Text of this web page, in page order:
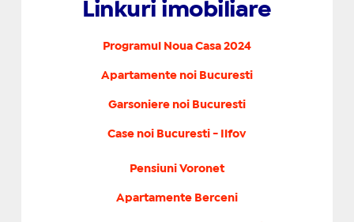
Linkuri imobiliare
Programul Noua Casa 2024
Apartamente noi Bucuresti
Garsoniere noi Bucuresti
Case noi Bucuresti - Ilfov
Pensiuni Voronet
Apartamente Berceni